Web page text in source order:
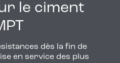
le ciment
dès la fin de
en service des plus